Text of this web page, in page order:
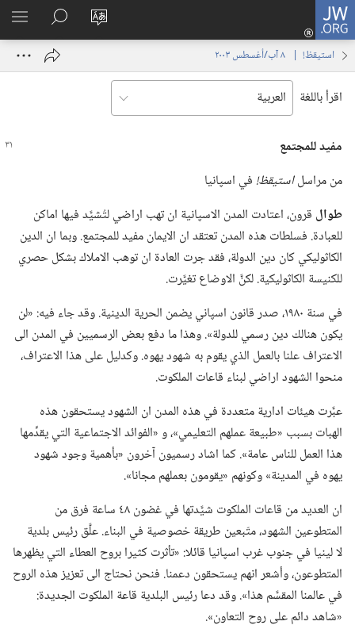
JW.ORG
تغيير
الموقع
تسجيل
الدخول
نافذة
البحث
في
JW.‎ORG
استيقظ‏!‏ | ‏‎ ٨‏ ‏‎آب/أغسطس‏ ‎٢٠٠٣
اقرأ باللغة
مفيد للمجتمع
من مراسلاستيقظ!‏ في اسپانيا
طوال قرون،‏ اعتادت المدن الاسپانية ان تهب اراضي لتُشيَّد فيها اماكن
للعبادة.‏ فسلطات هذه المدن تعتقد ان الايمان مفيد للمجتمع.‏ وبما ان الدين
الكاثوليكي كان دين الدولة،‏ فقد جرت العادة ان توهب الاملاك بشكل حصري
للكنيسة الكاثوليكية.‏ لكنَّ الاوضاع تغيَّرت.‏
في سنة ١٩٨٠،‏ صدر قانون اسپاني يضمن الحرية الدينية.‏ وقد جاء فيه:‏ «لن
يكون هنالك دين رسمي للدولة».‏ وهذا ما دفع بعض الرسميين في المدن الى
الاعتراف علنا بالعمل الذي يقوم به شهود يهوه.‏ وكدليل على هذا الاعتراف،‏
منحوا الشهود اراضي لبناء قاعات الملكوت.‏
عبَّرت هيئات ادارية متعددة في هذه المدن ان الشهود يستحقون هذه
الهبات بسبب «طبيعة عملهم التعليمي»،‏ و «الفوائد الاجتماعية التي يقدِّمها
هذا العمل للناس عامة».‏ كما اشاد رسميون آخرون «بأهمية وجود شهود
يهوه في المدينة» وكونهم «يقومون بعملهم مجانا».‏
ان العديد من قاعات الملكوت شيَّدتها في غضون ٤٨ ساعة فرق من
المتطوعين الشهود،‏ متّبعين طريقة خصوصية في البناء.‏ علَّق رئيس بلدية
لا لينيا في جنوب غرب اسپانيا قائلا:‏ «تأثرت كثيرا بروح العطاء التي يظهرها
المتطوعون،‏ وأشعر انهم يستحقون دعمنا.‏ فنحن نحتاج الى تعزيز هذه الروح
في عالمنا المقسَّم هذا».‏ وقد دعا رئيس البلدية قاعة الملكوت الجديدة:‏
«شاهد دائم على روح التعاون».‏